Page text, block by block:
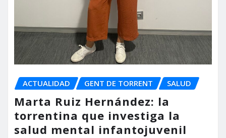
ACTUALIDAD GENT DE TORRENT SALUD
Marta Ruiz Hernández: la
torrentina que investiga la
salud mental infantojuvenil